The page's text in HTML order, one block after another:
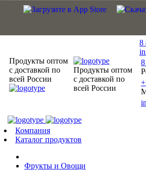
Продукты оптом
с доставкой по
всей России
Продукты оптом
с доставкой по
всей России
8
Компания
Каталог продуктов
Фрукты и Овощи